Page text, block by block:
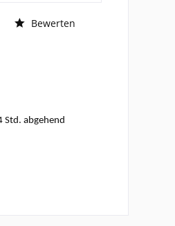
Bewerten
Std. abgehend